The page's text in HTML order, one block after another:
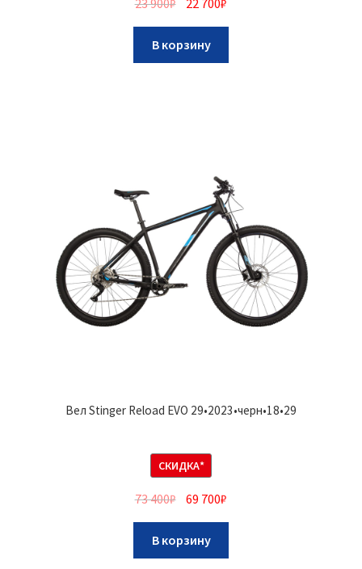
В корзину
Вел Stinger Reload EVO 29•2023•черн•18•29
СКИДКА*
73 400₽ 69 700₽
В корзину